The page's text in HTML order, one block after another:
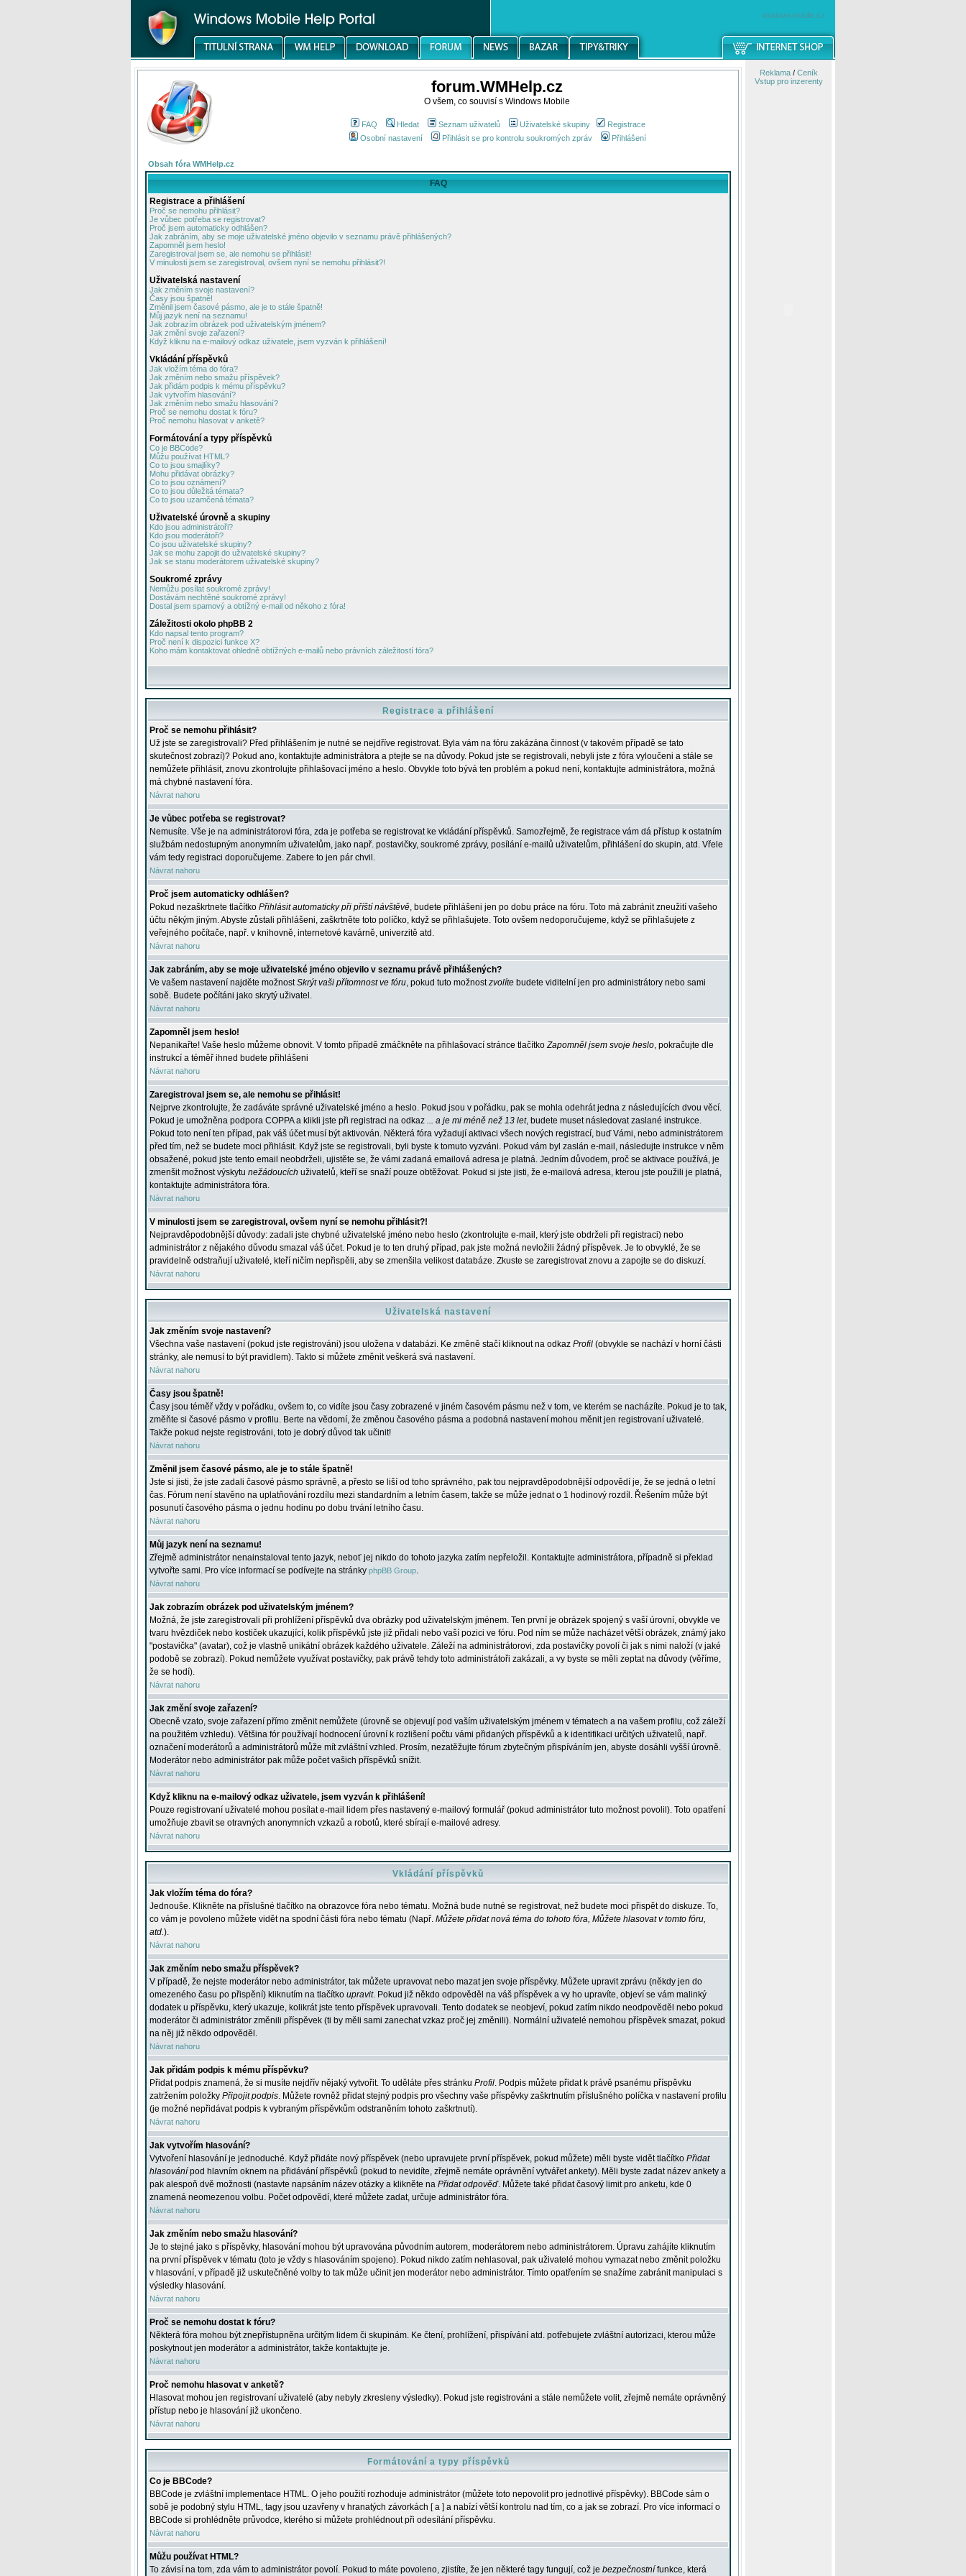
windowsmobile.cz
forum.WMHelp.cz
O všem, co souvisí s Windows Mobile
FAQ Hledat Seznam uživatelů Uživatelské skupiny
Registrace
Osobní nastavení
Přihlásit se pro kontrolu soukromých zpráv Přihlášení
Obsah fóra WMHelp.cz
FAQ
Registrace a přihlášení
Proč se nemohu přihlásit?
Je vůbec potřeba se registrovat?
Proč jsem automaticky odhlášen?
Jak zabráním, aby se moje uživatelské jméno objevilo v seznamu právě přihlášených?
Zapomněl jsem heslo!
Zaregistroval jsem se, ale nemohu se přihlásit!
V minulosti jsem se zaregistroval, ovšem nyní se nemohu přihlásit?!
Uživatelská nastavení
Jak změním svoje nastavení?
Časy jsou špatně!
Změnil jsem časové pásmo, ale je to stále špatně!
Můj jazyk není na seznamu!
Jak zobrazím obrázek pod uživatelským jménem?
Jak změní svoje zařazení?
Když kliknu na e-mailový odkaz uživatele, jsem vyzván k přihlášení!
Vkládání příspěvků
Jak vložím téma do fóra?
Jak změním nebo smažu příspěvek?
Jak přidám podpis k mému příspěvku?
Jak vytvořím hlasování?
Jak změním nebo smažu hlasování?
Proč se nemohu dostat k fóru?
Proč nemohu hlasovat v anketě?
Formátování a typy příspěvků
Co je BBCode?
Můžu používat HTML?
Co to jsou smajlíky?
Mohu přidávat obrázky?
Co to jsou oznámení?
Co to jsou důležitá témata?
Co to jsou uzamčená témata?
Uživatelské úrovně a skupiny
Kdo jsou administrátoři?
Kdo jsou moderátoři?
Co jsou uživatelské skupiny?
Jak se mohu zapojit do uživatelské skupiny?
Jak se stanu moderátorem uživatelské skupiny?
Soukromé zprávy
Nemůžu posílat soukromé zprávy!
Dostávám nechtěné soukromé zprávy!
Dostal jsem spamový a obtížný e-mail od někoho z fóra!
Záležitosti okolo phpBB 2
Kdo napsal tento program?
Proč není k dispozici funkce X?
Koho mám kontaktovat ohledně obtížných e-mailů nebo právních záležitostí fóra?
Registrace a přihlášení
Proč se nemohu přihlásit?
Už jste se zaregistrovali? Před přihlášením je nutné se nejdříve registrovat. Byla vám na fóru zakázána činnost (v takovém případě se tato
skutečnost zobrazí)? Pokud ano, kontaktujte administrátora a ptejte se na důvody. Pokud jste se registrovali, nebyli jste z fóra vyloučeni a stále se
nemůžete přihlásit, znovu zkontrolujte přihlašovací jméno a heslo. Obvykle toto bývá ten problém a pokud není, kontaktujte administrátora, možná
má chybné nastavení fóra.
Návrat nahoru
Je vůbec potřeba se registrovat?
Nemusíte. Vše je na administrátorovi fóra, zda je potřeba se registrovat ke vkládání příspěvků. Samozřejmě, že registrace vám dá přístup k ostatním
službám nedostupným anonymním uživatelům, jako např. postavičky, soukromé zprávy, posílání e-mailů uživatelům, přihlášení do skupin, atd. Vřele
vám tedy registraci doporučujeme. Zabere to jen pár chvil.
Návrat nahoru
Proč jsem automaticky odhlášen?
Pokud nezaškrtnete tlačítko Přihlásit automaticky při příští návštěvě, budete přihlášeni jen po dobu práce na fóru. Toto má zabránit zneužití vašeho
účtu někým jiným. Abyste zůstali přihlášeni, zaškrtněte toto políčko, když se přihlašujete. Toto ovšem nedoporučujeme, když se přihlašujete z
veřejného počítače, např. v knihovně, internetové kavárně, univerzitě atd.
Návrat nahoru
Jak zabráním, aby se moje uživatelské jméno objevilo v seznamu právě přihlášených?
Ve vašem nastavení najděte možnostSkrýt vaši přítomnost ve fóru, pokud tuto možnostzvolíte budete viditelní jen pro administrátory nebo sami
sobě. Budete počítáni jako skrytý uživatel.
Návrat nahoru
Zapomněl jsem heslo!
Nepanikařte! Vaše heslo můžeme obnovit. V tomto případě zmáčkněte na přihlašovací stránce tlačítkoZapomněl jsem svoje heslo, pokračujte dle
instrukcí a téměř ihned budete přihlášeni
Návrat nahoru
Zaregistroval jsem se, ale nemohu se přihlásit!
Nejprve zkontrolujte, že zadáváte správné uživatelské jméno a heslo. Pokud jsou v pořádku, pak se mohla odehrát jedna z následujících dvou věcí.
Pokud je umožněna podpora COPPA a klikli jste při registraci na odkaz ... a je mi méně než 13 let, budete muset následovat zaslané instrukce.
Pokud toto není ten případ, pak váš účet musí být aktivován. Některá fóra vyžadují aktivaci všech nových registrací, buď Vámi, nebo administrátorem
před tím, než se budete moci přihlásit. Když jste se registrovali, byli byste k tomuto vyzváni. Pokud vám byl zaslán e-mail, následujte instrukce v něm
obsažené, pokud jste tento email neobdrželi, ujistěte se, že vámi zadaná emailová adresa je platná. Jedním důvodem, proč se aktivace používá, je
zmenšit možnost výskytu nežádoucích uživatelů, kteří se snaží pouze obtěžovat. Pokud si jste jisti, že e-mailová adresa, kterou jste použili je platná,
kontaktujte administrátora fóra.
Návrat nahoru
V minulosti jsem se zaregistroval, ovšem nyní se nemohu přihlásit?!
Nejpravděpodobnější důvody: zadali jste chybné uživatelské jméno nebo heslo (zkontrolujte e-mail, který jste obdrželi při registraci) nebo
administrátor z nějakého důvodu smazal váš účet. Pokud je to ten druhý případ, pak jste možná nevložili žádný příspěvek. Je to obvyklé, že se
pravidelně odstraňují uživatelé, kteří ničím nepřispěli, aby se zmenšila velikost databáze. Zkuste se zaregistrovat znovu a zapojte se do diskuzí.
Návrat nahoru
Uživatelská nastavení
Jak změním svoje nastavení?
Všechna vaše nastavení (pokud jste registrováni) jsou uložena v databázi. Ke změně stačí kliknout na odkaz Profil (obvykle se nachází v horní části
stránky, ale nemusí to být pravidlem). Takto si můžete změnit veškerá svá nastavení.
Návrat nahoru
Časy jsou špatně!
Časy jsou téměř vždy v pořádku, ovšem to, co vidíte jsou časy zobrazené v jiném časovém pásmu než v tom, ve kterém se nacházíte. Pokud je to tak,
změňte si časové pásmo v profilu. Berte na vědomí, že změnou časového pásma a podobná nastavení mohou měnit jen registrovaní uživatelé.
Takže pokud nejste registrováni, toto je dobrý důvod tak učinit!
Návrat nahoru
Změnil jsem časové pásmo, ale je to stále špatně!
Jste si jisti, že jste zadali časové pásmo správně, a přesto se liší od toho správného, pak tou nejpravděpodobnější odpovědí je, že se jedná o letní
čas. Fórum není stavěno na uplatňování rozdílu mezi standardním a letním časem, takže se může jednat o 1 hodinový rozdíl. Řešením může být
posunutí časového pásma o jednu hodinu po dobu trvání letního času.
Návrat nahoru
Můj jazyk není na seznamu!
Zřejmě administrátor nenainstaloval tento jazyk, neboť jej nikdo do tohoto jazyka zatím nepřeložil. Kontaktujte administrátora, případně si překlad
vytvořte sami. Pro více informací se podívejte na stránky phpBB Group.
Návrat nahoru
Jak zobrazím obrázek pod uživatelským jménem?
Možná, že jste zaregistrovali při prohlížení příspěvků dva obrázky pod uživatelským jménem. Ten první je obrázek spojený s vaší úrovní, obvykle ve
tvaru hvězdiček nebo kostiček ukazující, kolik příspěvků jste již přidali nebo vaší pozici ve fóru. Pod ním se může nacházet větší obrázek, známý jako
"postavička" (avatar), což je vlastně unikátní obrázek každého uživatele. Záleží na administrátorovi, zda postavičky povolí či jak s nimi naloží (v jaké
podobě se zobrazí). Pokud nemůžete využívat postavičky, pak právě tehdy toto administrátoři zakázali, a vy byste se měli zeptat na důvody (věříme,
že se hodí).
Návrat nahoru
Jak změní svoje zařazení?
Obecně vzato, svoje zařazení přímo změnit nemůžete (úrovně se objevují pod vaším uživatelským jménem v tématech a na vašem profilu, což záleží
na použitém vzhledu). Většina fór používají hodnocení úrovní k rozlišení počtu vámi přidaných příspěvků a k identifikaci určitých uživatelů, např.
označení moderátorů a administrátorů může mít zvláštní vzhled. Prosím, nezatěžujte fórum zbytečným přispíváním jen, abyste dosáhli vyšší úrovně.
Moderátor nebo administrátor pak může počet vašich příspěvků snížit.
Návrat nahoru
Když kliknu na e-mailový odkaz uživatele, jsem vyzván k přihlášení!
Pouze registrovaní uživatelé mohou posílat e-mail lidem přes nastavený e-mailový formulář (pokud administrátor tuto možnost povolil). Toto opatření
umožňuje zbavit se otravných anonymních vzkazů a robotů, které sbírají e-mailové adresy.
Návrat nahoru
Vkládání příspěvků
Jak vložím téma do fóra?
Jednouše. Klikněte na příslušné tlačítko na obrazovce fóra nebo tématu. Možná bude nutné se registrovat, než budete moci přispět do diskuze. To,
co vám je povoleno můžete vidět na spodní části fóra nebo tématu (Např. Můžete přidat nová téma do tohoto fóra, Můžete hlasovat v tomto fóru,
atd.).
Návrat nahoru
Jak změním nebo smažu příspěvek?
V případě, že nejste moderátor nebo administrátor, tak můžete upravovat nebo mazat jen svoje příspěvky. Můžete upravit zprávu (někdy jen do
omezeného času po přispění) kliknutím na tlačítko upravit. Pokud již někdo odpověděl na váš příspěvek a vy ho upravíte, objeví se vám malinký
dodatek u příspěvku, který ukazuje, kolikrát jste tento příspěvek upravovali. Tento dodatek se neobjeví, pokud zatím nikdo neodpověděl nebo pokud
moderátor či administrátor změnili příspěvek (ti by měli sami zanechat vzkaz proč jej změnili). Normální uživatelé nemohou příspěvek smazat, pokud
na něj již někdo odpověděl.
Návrat nahoru
Jak přidám podpis k mému příspěvku?
Přidat podpis znamená, že si musíte nejdřív nějaký vytvořit. To uděláte přes stránku Profil. Podpis můžete přidat k právě psanému příspěvku
zatržením položky Připojit podpis. Můžete rovněž přidat stejný podpis pro všechny vaše příspěvky zaškrtnutím příslušného políčka v nastavení profilu
(je možné nepřidávat podpis k vybraným příspěvkům odstraněním tohoto zaškrtnutí).
Návrat nahoru
Jak vytvořím hlasování?
Vytvoření hlasování je jednoduché. Když přidáte nový příspěvek (nebo upravujete první příspěvek, pokud můžete) měli byste vidět tlačítko Přidat
hlasování pod hlavním oknem na přidávání příspěvků (pokud to nevidíte, zřejmě nemáte oprávnění vytvářet ankety). Měli byste zadat název ankety a
pak alespoň dvě možnosti (nastavte napsáním název otázky a klikněte na Přidat odpověď. Můžete také přidat časový limit pro anketu, kde 0
znamená neomezenou volbu. Počet odpovědí, které můžete zadat, určuje administrátor fóra.
Návrat nahoru
Jak změním nebo smažu hlasování?
Je to stejné jako s příspěvky, hlasování mohou být upravována původním autorem, moderátorem nebo administrátorem. Úpravu zahájíte kliknutím
na první příspěvek v tématu (toto je vždy s hlasováním spojeno). Pokud nikdo zatím nehlasoval, pak uživatelé mohou vymazat nebo změnit položku
v hlasování, v případě již uskutečněné volby to tak může učinit jen moderátor nebo administrátor. Tímto opatřením se snažíme zabránit manipulaci s
výsledky hlasování.
Návrat nahoru
Proč se nemohu dostat k fóru?
Některá fóra mohou být znepřístupněna určitým lidem či skupinám. Ke čtení, prohlížení, přispívání atd. potřebujete zvláštní autorizaci, kterou může
poskytnout jen moderátor a administrátor, takže kontaktujte je.
Návrat nahoru
Proč nemohu hlasovat v anketě?
Hlasovat mohou jen registrovaní uživatelé (aby nebyly zkresleny výsledky). Pokud jste registrováni a stále nemůžete volit, zřejmě nemáte oprávněný
přístup nebo je hlasování již ukončeno.
Návrat nahoru
Formátování a typy příspěvků
Co je BBCode?
BBCode je zvláštní implementace HTML. O jeho použití rozhoduje administrátor (můžete toto nepovolit pro jednotlivé příspěvky). BBCode sám o
sobě je podobný stylu HTML, tagy jsou uzavřeny v hranatých závorkách [ a ] a nabízí větší kontrolu nad tím, co a jak se zobrazí. Pro více informací o
BBCode si prohlédněte průvodce, kterého si můžete prohlédnout při odesílání příspěvku.
Návrat nahoru
Můžu používat HTML?
To závisí na tom, zda vám to administrátor povolí. Pokud to máte povoleno, zjistíte, že jen některé tagy fungují, což je bezpečnostní funkce, která
Reklama/ Ceník
Vstup pro inzerenty